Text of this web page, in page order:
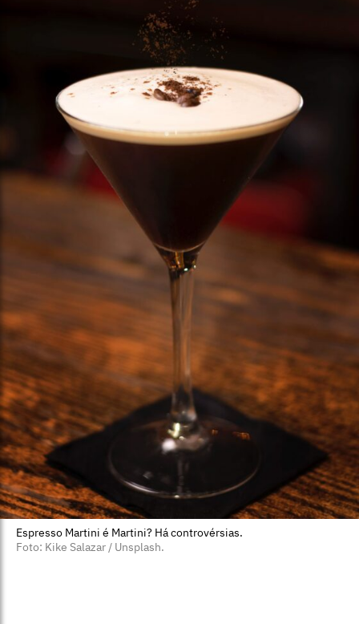
Espresso Martini é Martini? Há controvérsias.
Foto: Kike Salazar / Unsplash.